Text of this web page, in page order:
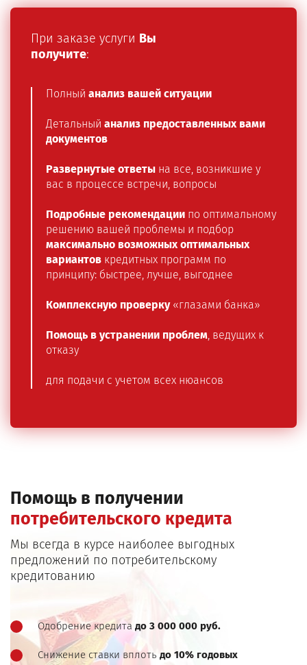
При заказе услуги Вы
получите:
Полный анализ вашей ситуации
Детальный анализ предоставленных вами
документов
Развернутые ответы на все, возникшие у
вас в процессе встречи, вопросы
Подробные рекомендации по оптимальному
решению вашей проблемы и подбор
максимально возможных оптимальных
вариантов кредитных программ по
принципу: быстрее, лучше, выгоднее
Комплексную проверку«глазами банка»
Помощь в устранении проблем, ведущих к
отказу
для подачи с учетом всех нюансов
Помощь в получении
потребительского кредита
Мы всегда в курсе наиболее выгодных
предложений по потребительскому
кредитованию
Одобрение кредита до 3 000 000 руб.
Снижение ставки вплоть до 10% годовых